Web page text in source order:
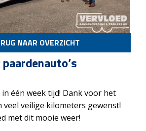
NAAR OVERZICHT
één week tijd! Dank voor het
veilige kilometers gewenst!
met dit mooie weer!